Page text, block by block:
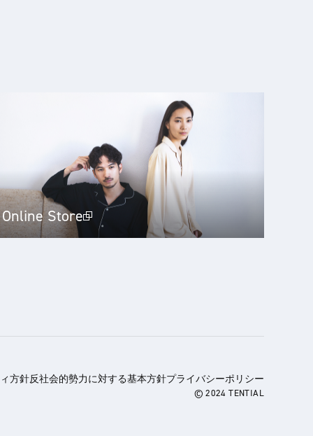
Online Store
方針反社会的勢力に対する基本方針プライバシーポリシー
© 2024 TENTIAL